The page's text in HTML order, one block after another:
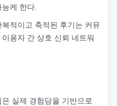
케 한다.
복적이고 축적된 후기는 커뮤
용자 간 상호 신뢰 네트워
실제 경험담을 기반으로